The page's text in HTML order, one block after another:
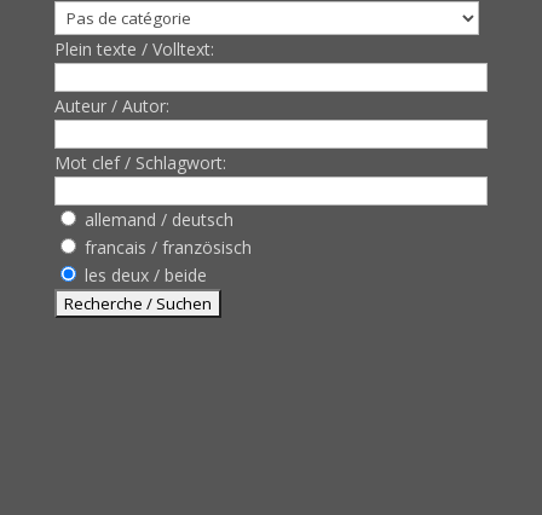
Plein texte / Volltext:
Auteur / Autor:
Mot clef / Schlagwort:
allemand / deutsch
francais / französisch
les deux / beide